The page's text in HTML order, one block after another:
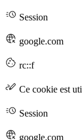
Session
google.com
rc::f
Ce cookie est
Session
google.com